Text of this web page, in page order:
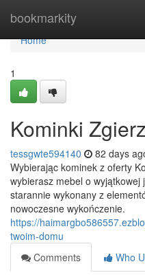
bookmarkity
Home
Home
1
Kominki
tessgwte594140 82 days
Wybierając kominek z oferty
wybierasz mebel o
starannie wykonany z
nowoczesne wykończenie.
https://
twoim-domu
Comments
Who